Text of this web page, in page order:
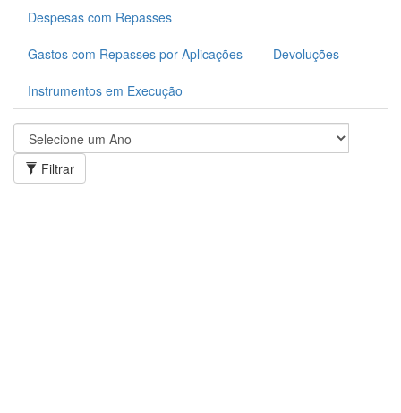
Despesas com Repasses
Gastos com Repasses por Aplicações Devoluções
Instrumentos em Execução
Filtrar